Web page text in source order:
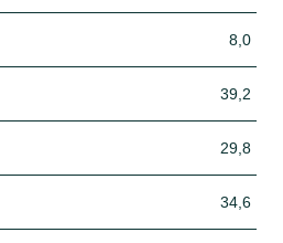
8,0
39,2
29,8
34,6